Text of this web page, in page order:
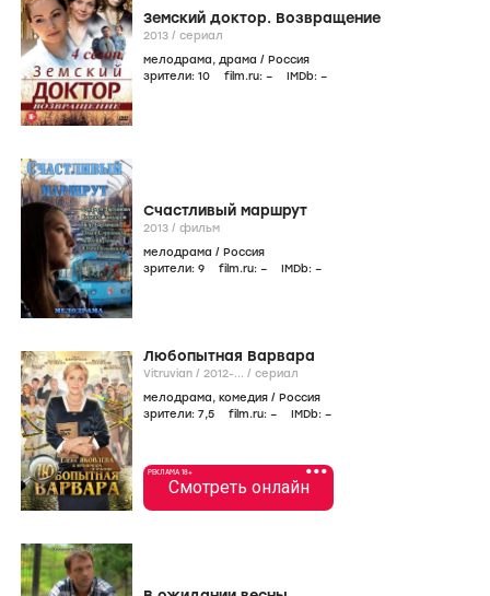
Земский доктор. Возвращение
2013 / сериал
мелодрама, драма / Россия
зрители: 10 film.ru: – IMDb: –
Счастливый маршрут
2013 / фильм
мелодрама / Россия
зрители: 9 film.ru: – IMDb: –
Любопытная Варвара
Vitruvian / 2012-... / сериал
мелодрама, комедия / Россия
зрители: 7,5 film.ru: – IMDb: –
•••
РЕКЛАМА 18+
Смотреть онлайн